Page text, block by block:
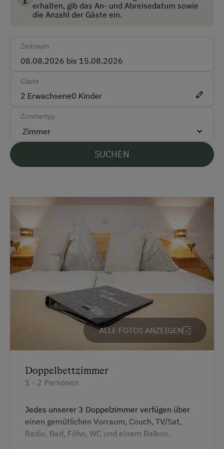
Akzeptierte Zahlungsmittel
Überweisung / SEPA
Deutsch
Parken
Kostenlose Parkplätze
Unterkunftsart
Ab-Hof-Verkauf
Familienanschluss
Garten/Wiese
Hausgarten
Hofeigene Produkte
Kinder-Ausstattung
Kinderspielplatz
Verpflegung
erhalten, gib das An- und Abreisedatum sowie
die Anzahl der Gäste ein.
Zeitraum
Gäste
2 Erwachsene0 Kinder
Zimmertyp
SUCHEN
ALLE FOTOS ANZEIGEN
Doppelbettzimmer
1 - 2 Personen
Jedes unserer 3 Doppelzimmer verfügen über
einen gemütlichen Vorraum, Couch, TV/Sat,
Radio, Bad, Föhn, WC und einem Balkon.